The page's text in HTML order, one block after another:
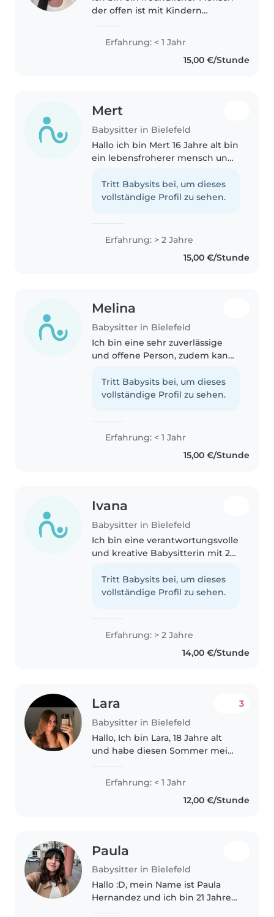
der offen ist mit Kindern
Spaß zu haben. Ich freue mich
Dinge mit Ihnen zu
unternehmen und ihnen
Erfahrung: < 1 Jahr
15,00 €/Stunde
Mert
Babysitter in Bielefeld
Hallo ich bin Mert 16 Jahre alt bin
ein lebensfroherer mensch und
bin verantwortungsvoll habe
selber auch einen kleinen
Tritt Babysits bei, um dieses
vollständige Profil zu sehen.
Erfahrung: > 2 Jahre
15,00 €/Stunde
Melina
Babysitter in Bielefeld
Ich bin eine sehr zuverlässige
und offene Person, zudem kann
umgehen sei es ein klein oder
Schulkind und ich bin bereit um
Tritt Babysits bei, um dieses
vollständige Profil zu sehen.
Erfahrung: < 1 Jahr
15,00 €/Stunde
Ivana
Babysitter in Bielefeld
Ich bin eine verantwortungsvolle
und kreative Babysitterin mit 2
Betreuung von Kindern jeden
Alters. Ich spreche fließend
Tritt Babysits bei, um dieses
vollständige Profil zu sehen.
Erfahrung: > 2 Jahre
14,00 €/Stunde
Lara
Babysitter in Bielefeld
3
Hallo, Ich bin Lara, 18 Jahre alt
und habe diesen Sommer mein
Lehramtstudium beginnen und
bis dahin in ähnlichen
Erfahrung: < 1 Jahr
12,00 €/Stunde
Paula
Babysitter in Bielefeld
Hallo :D, mein Name ist Paula
Hernandez und ich bin 21 Jahre